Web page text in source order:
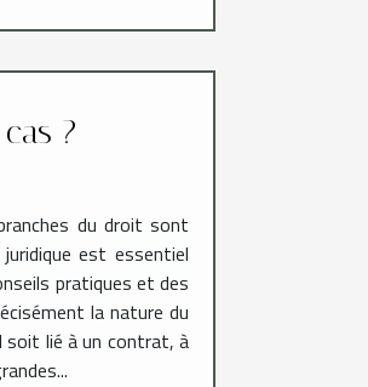
?
du droit sont
est essentiel
pratiques et des
la nature du
soit lié à un contrat, à